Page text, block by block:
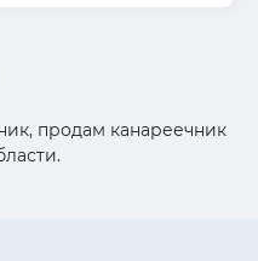
продам канареечник